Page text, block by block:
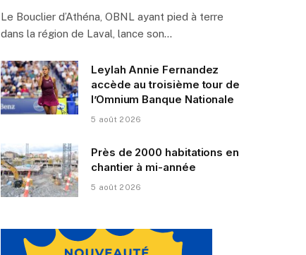
Le Bouclier d’Athéna, OBNL ayant pied à terre
dans la région de Laval, lance son…
Leylah Annie Fernandez
accède au troisième tour de
l’Omnium Banque Nationale
5 août 2026
Près de 2000 habitations en
chantier à mi-année
5 août 2026